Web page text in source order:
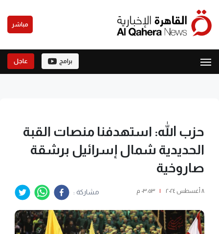
مباشر
برامج عاجل
حزب الله: استهدفنا منصات القبة
الحديدية شمال إسرائيل برشقة
صاروخية
٨ أغسطس ٢٠٢٤ | ٠٣:٥٣ م مشاركة :